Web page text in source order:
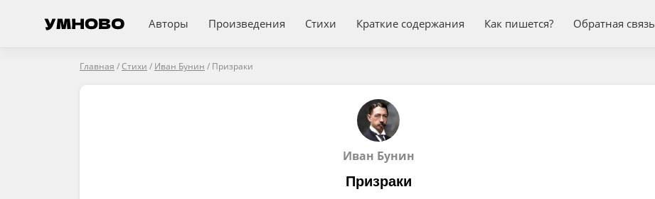
Авторы Произведения Стихи Краткие содержания Как пишется? Обратная связь
Главная /Стихи / Иван Бунин / Призраки
Иван Бунин
Призраки